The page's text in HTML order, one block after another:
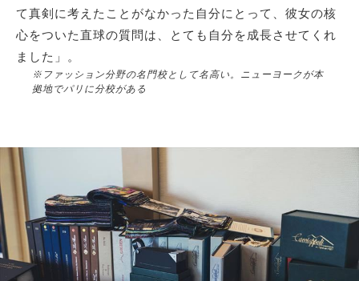
て真剣に考えたことがなかった自分にとって、彼女の核
心をついた直球の質問は、とても自分を成長させてくれ
ました」。
※ファッション分野の名門校として名高い。ニューヨークが本
拠地でパリに分校がある